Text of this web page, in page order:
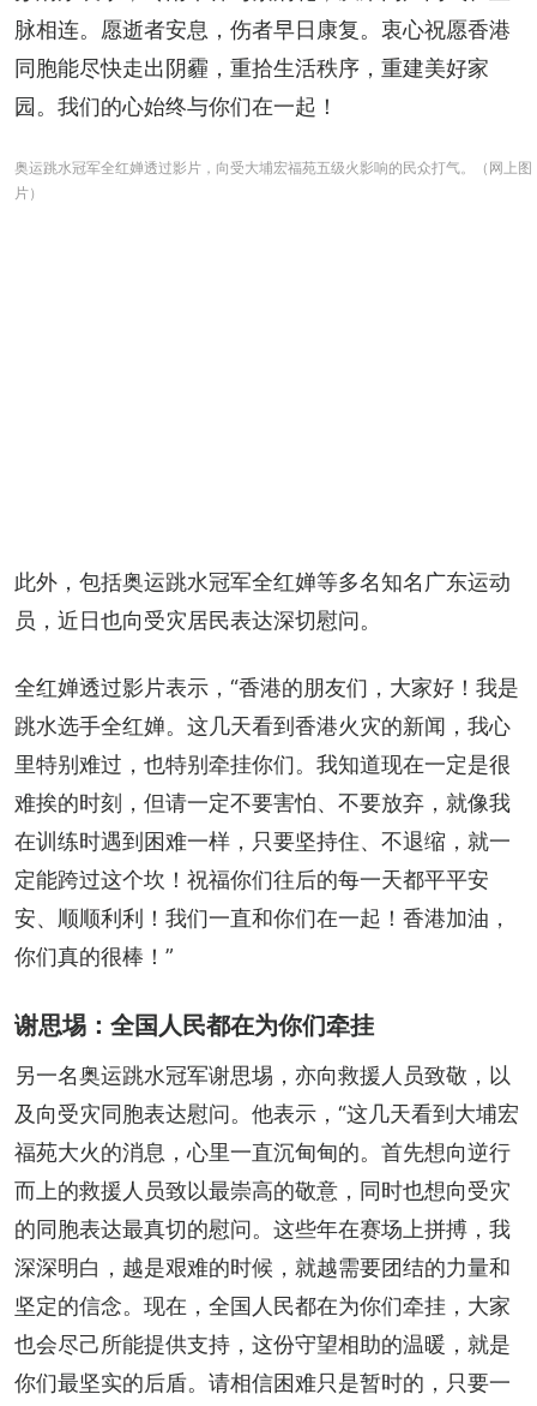
脉相连。愿逝者安息，伤者早日康复。衷心祝愿香港
同胞能尽快走出阴霾，重拾生活秩序，重建美好家
园。我们的心始终与你们在一起！
奥运跳水冠军全红婵透过影片，向受大埔宏福苑五级火影响的民众打气。（网上图
片）
此外，包括奥运跳水冠军全红婵等多名知名广东运动
员，近日也向受灾居民表达深切慰问。
全红婵透过影片表示，“香港的朋友们，大家好！我是
跳水选手全红婵。这几天看到香港火灾的新闻，我心
里特别难过，也特别牵挂你们。我知道现在一定是很
难挨的时刻，但请一定不要害怕、不要放弃，就像我
在训练时遇到困难一样，只要坚持住、不退缩，就一
定能跨过这个坎！祝福你们往后的每一天都平平安
安、顺顺利利！我们一直和你们在一起！香港加油，
你们真的很棒！”
谢思埸：全国人民都在为你们牵挂
另一名奥运跳水冠军谢思埸，亦向救援人员致敬，以
及向受灾同胞表达慰问。他表示，“这几天看到大埔宏
福苑大火的消息，心里一直沉甸甸的。首先想向逆行
而上的救援人员致以最崇高的敬意，同时也想向受灾
的同胞表达最真切的慰问。这些年在赛场上拼搏，我
深深明白，越是艰难的时候，就越需要团结的力量和
坚定的信念。现在，全国人民都在为你们牵挂，大家
也会尽己所能提供支持，这份守望相助的温暖，就是
你们最坚实的后盾。请相信困难只是暂时的，只要一